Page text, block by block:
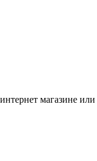
магазине или